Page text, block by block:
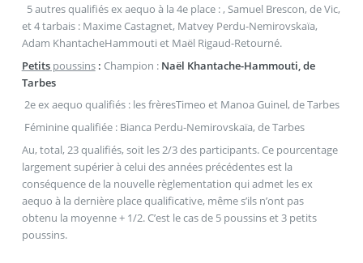
5 autres qualifiés ex aequo à la 4e place : , Samuel Brescon, de Vic,
et 4 tarbais : Maxime Castagnet, Matvey Perdu-Nemirovskaïa,
Adam KhantacheHammouti et Maël Rigaud-Retourné.
Petitspoussins: Champion : Naël Khantache-Hammouti, de
Tarbes
2e ex aequo qualifiés : les frèresTimeo et Manoa Guinel, de Tarbes
Féminine qualifiée : Bianca Perdu-Nemirovskaïa, de Tarbes
Au, total, 23 qualifiés, soit les 2/3 des participants. Ce pourcentage
largement supérier à celui des années précédentes est la
conséquence de la nouvelle règlementation qui admet les ex
aequo à la dernière place qualificative, même s’ils n’ont pas
obtenu la moyenne + 1/2. C’est le cas de 5 poussins et 3 petits
poussins.